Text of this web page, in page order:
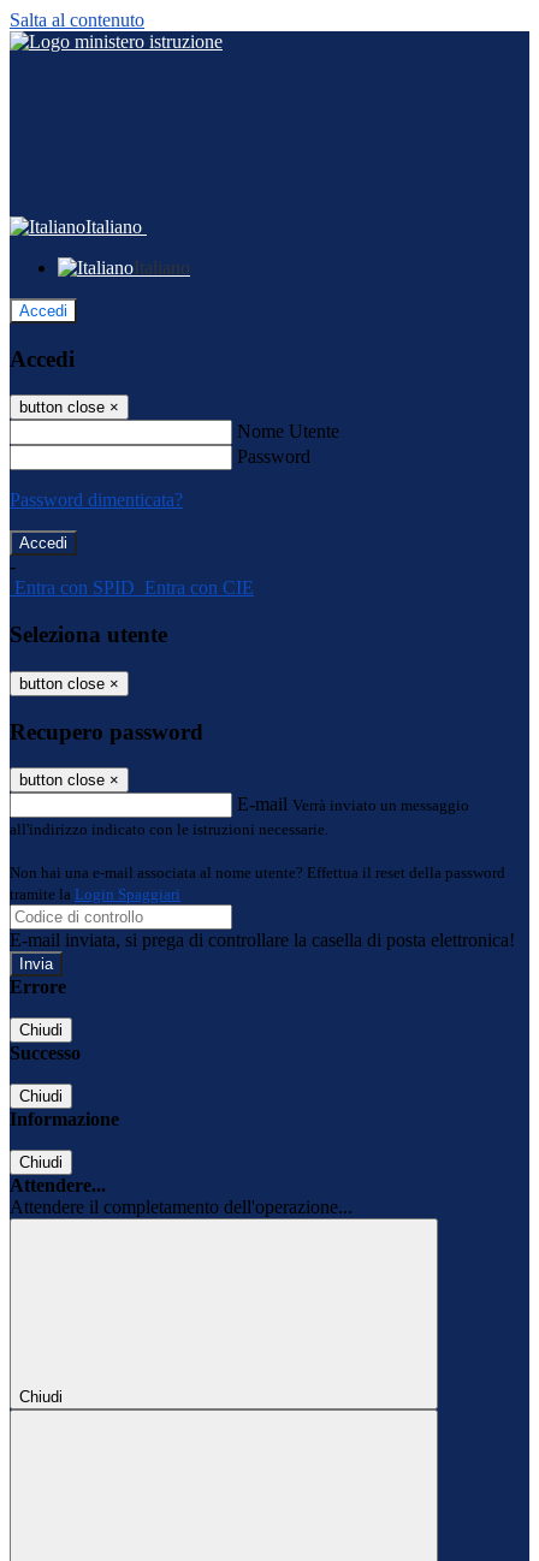
Salta al contenuto
Italiano
Italiano
Accedi
Accedi
button close ×
Nome Utente
Password
Password dimenticata?
-
Entra con SPID Entra con CIE
Seleziona utente
button close ×
Recupero password
button close ×
E-mail Verrà inviato un messaggio
all'indirizzo indicato con le istruzioni necessarie.
Non hai una e-mail associata al nome utente? Effettua il reset della password
tramite la Login Spaggiari
E-mail inviata, si prega di controllare la casella di posta elettronica!
Errore
Chiudi
Successo
Chiudi
Informazione
Chiudi
Attendere...
Attendere il completamento dell'operazione...
Chiudi